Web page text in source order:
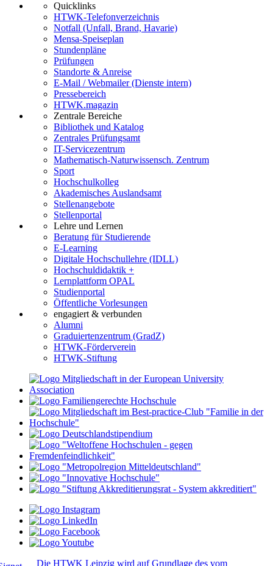
Quicklinks
HTWK-Telefonverzeichnis
Notfall (Unfall, Brand, Havarie)
Mensa-Speiseplan
Stundenpläne
Prüfungen
Standorte & Anreise
E-Mail / Webmailer (Dienste intern)
Pressebereich
HTWK.magazin
Zentrale Bereiche
Bibliothek und Katalog
Zentrales Prüfungsamt
IT-Servicezentrum
Mathematisch-Naturwissensch. Zentrum
Sport
Hochschulkolleg
Akademisches Auslandsamt
Stellenangebote
Stellenportal
Lehre und Lernen
Beratung für Studierende
E-Learning
Digitale Hochschullehre (IDLL)
Hochschuldidaktik +
Lernplattform OPAL
Studienportal
Öffentliche Vorlesungen
engagiert & verbunden
Alumni
Graduiertenzentrum (GradZ)
HTWK-Förderverein
HTWK-Stiftung
Die HTWK Leipzig wird auf Grundlage des vom